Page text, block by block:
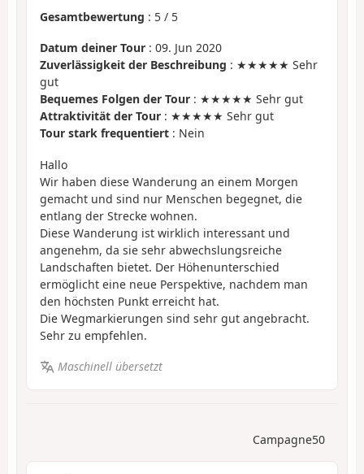
Gesamtbewertung : 5 / 5
Datum deiner Tour : 09. Jun 2020
Zuverlässigkeit der Beschreibung : ★★★★★ Sehr
gut
Bequemes Folgen der Tour : ★★★★★ Sehr gut
Attraktivität der Tour : ★★★★★ Sehr gut
Tour stark frequentiert : Nein
Hallo
Wir haben diese Wanderung an einem Morgen
gemacht und sind nur Menschen begegnet, die
entlang der Strecke wohnen.
Diese Wanderung ist wirklich interessant und
angenehm, da sie sehr abwechslungsreiche
Landschaften bietet. Der Höhenunterschied
ermöglicht eine neue Perspektive, nachdem man
den höchsten Punkt erreicht hat.
Die Wegmarkierungen sind sehr gut angebracht.
Sehr zu empfehlen.
Maschinell übersetzt
Campagne50